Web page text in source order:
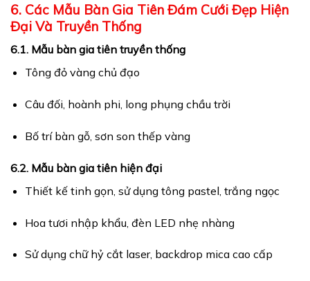
6. Các Mẫu Bàn Gia Tiên Đám Cưới Đẹp Hiện
Đại Và Truyền Thống
6.1. Mẫu bàn gia tiên truyền thống
Tông đỏ vàng chủ đạo
Câu đối, hoành phi, long phụng chầu trời
Bố trí bàn gỗ, sơn son thếp vàng
6.2. Mẫu bàn gia tiên hiện đại
Thiết kế tinh gọn, sử dụng tông pastel, trắng ngọc
Hoa tươi nhập khẩu, đèn LED nhẹ nhàng
Sử dụng chữ hỷ cắt laser, backdrop mica cao cấp